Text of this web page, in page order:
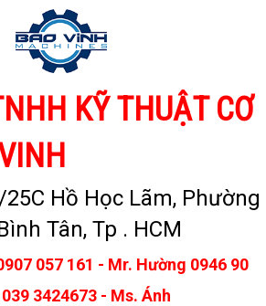
KỸ THUẬT CƠ
25C Hồ Học Lãm, Phường
Tân, Tp . HCM
057 161 - Mr. Hường 0946 90
3424673 - Ms. Ánh